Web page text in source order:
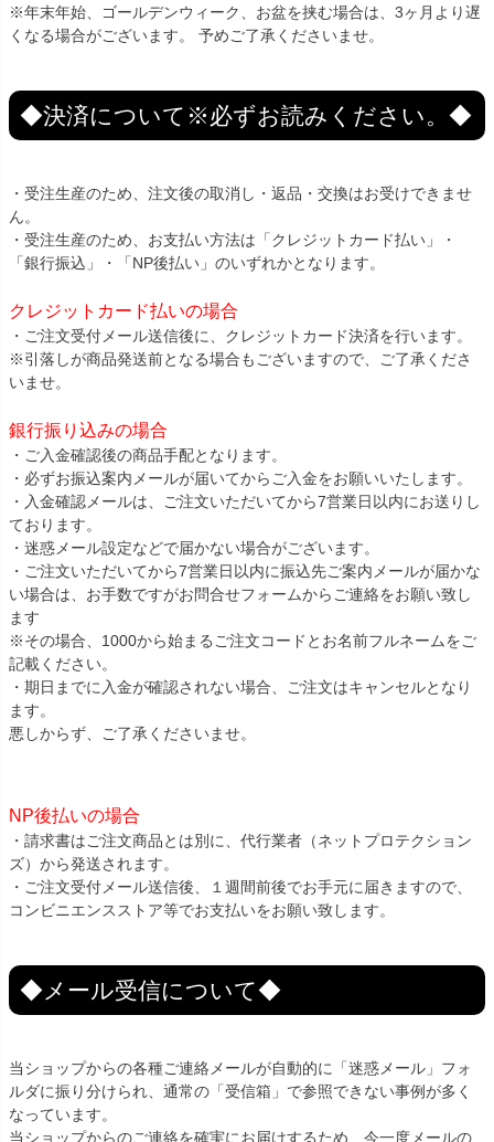
※年末年始、ゴールデンウィーク、お盆を挟む場合は、3ヶ月より遅
くなる場合がございます。 予めご了承くださいませ。
◆決済について※必ずお読みください。◆
・受注生産のため、注文後の取消し・返品・交換はお受けできませ
ん。
・受注生産のため、お支払い方法は「クレジットカード払い」・
「銀行振込」・「NP後払い」のいずれかとなります。
クレジットカード払いの場合
・ご注文受付メール送信後に、クレジットカード決済を行います。
※引落しが商品発送前となる場合もございますので、ご了承くださ
いませ。
銀行振り込みの場合
・ご入金確認後の商品手配となります。
・必ずお振込案内メールが届いてからご入金をお願いいたします。
・入金確認メールは、ご注文いただいてから7営業日以内にお送りし
ております。
・迷惑メール設定などで届かない場合がございます。
・ご注文いただいてから7営業日以内に振込先ご案内メールが届かな
い場合は、お手数ですがお問合せフォームからご連絡をお願い致し
ます
※その場合、1000から始まるご注文コードとお名前フルネームをご
記載ください。
・期日までに入金が確認されない場合、ご注文はキャンセルとなり
ます。
悪しからず、ご了承くださいませ。
NP後払いの場合
・請求書はご注文商品とは別に、代行業者（ネットプロテクション
ズ）から発送されます。
・ご注文受付メール送信後、１週間前後でお手元に届きますので、
コンビニエンスストア等でお支払いをお願い致します。
◆メール受信について◆
当ショップからの各種ご連絡メールが自動的に「迷惑メール」フォ
ルダに振り分けられ、通常の「受信箱」で参照できない事例が多く
なっています。
当ショップからのご連絡を確実にお届けするため、今一度メールの